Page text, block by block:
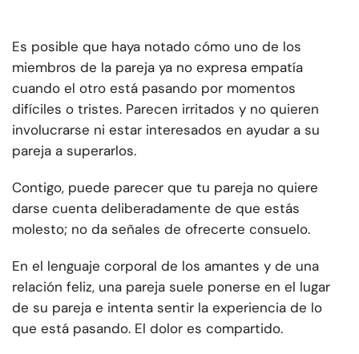
Es posible que haya notado cómo uno de los
miembros de la pareja ya no expresa empatía
cuando el otro está pasando por momentos
difíciles o tristes. Parecen irritados y no quieren
involucrarse ni estar interesados en ayudar a su
pareja a superarlos.
Contigo, puede parecer que tu pareja no quiere
darse cuenta deliberadamente de que estás
molesto; no da señales de ofrecerte consuelo.
En el lenguaje corporal de los amantes y de una
relación feliz, una pareja suele ponerse en el lugar
de su pareja e intenta sentir la experiencia de lo
que está pasando. El dolor es compartido.